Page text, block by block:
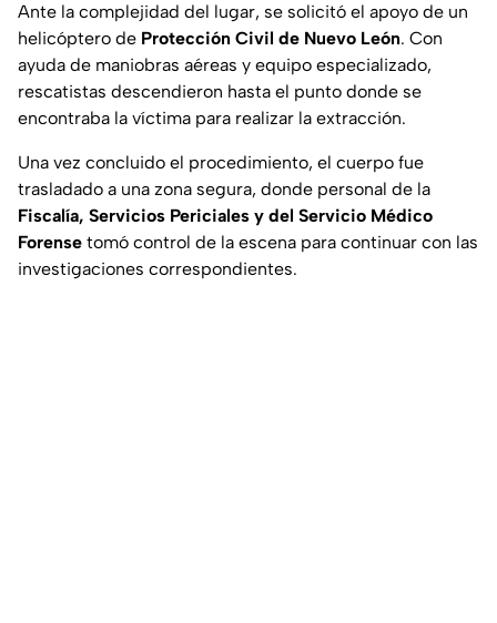
Ante la complejidad del lugar, se solicitó el apoyo de un
helicóptero de Protección Civil de Nuevo León. Con
ayuda de maniobras aéreas y equipo especializado,
rescatistas descendieron hasta el punto donde se
encontraba la víctima para realizar la extracción.
Una vez concluido el procedimiento, el cuerpo fue
trasladado a una zona segura, donde personal de la
Fiscalía, Servicios Periciales y del Servicio Médico
Forense tomó control de la escena para continuar con las
investigaciones correspondientes.